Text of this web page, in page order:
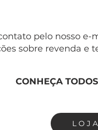
pelo nosso e-
sobre revenda e
CONHEÇA